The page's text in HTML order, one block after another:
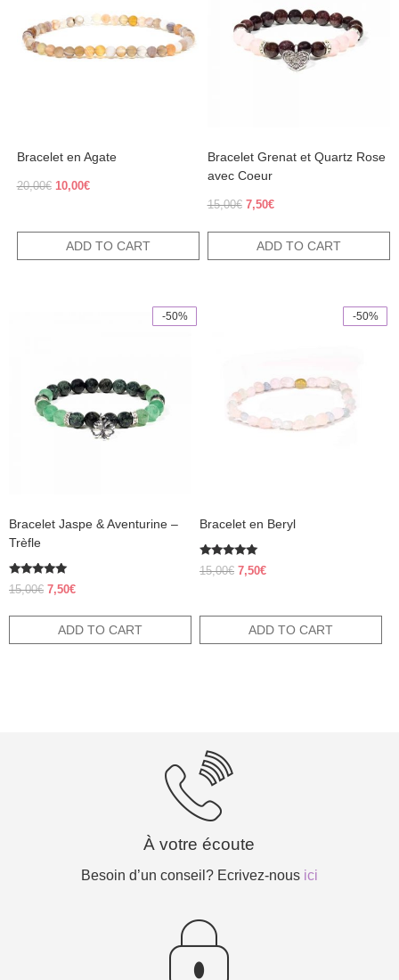
Bracelet en Agate
20,00€ Original
20,00€.
10,00€Current
10,00€.
ADD TO CART
Bracelet Grenat et Quartz Rose
avec Coeur
15,00€ Original
15,00€.
7,50€Current
7,50€.
ADD TO CART
-50%
Bracelet Jaspe & Aventurine –
Trèfle
Rated
5.00
15,00€ Original
15,00€.
7,50€Current
7,50€.
ADD TO CART
-50%
Bracelet en Beryl
Rated
5.00
15,00€ Original
15,00€.
7,50€Current
7,50€.
ADD TO CART
À votre écoute
Besoin d’un conseil? Ecrivez-nous ici